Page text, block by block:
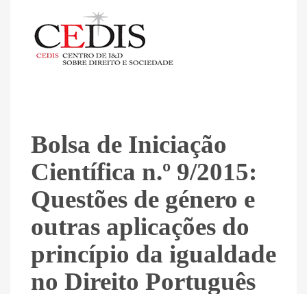
Bolsa de Iniciação
Científica n.º 9/2015:
Questões de género e
outras aplicações do
princípio da igualdade
no Direito Português